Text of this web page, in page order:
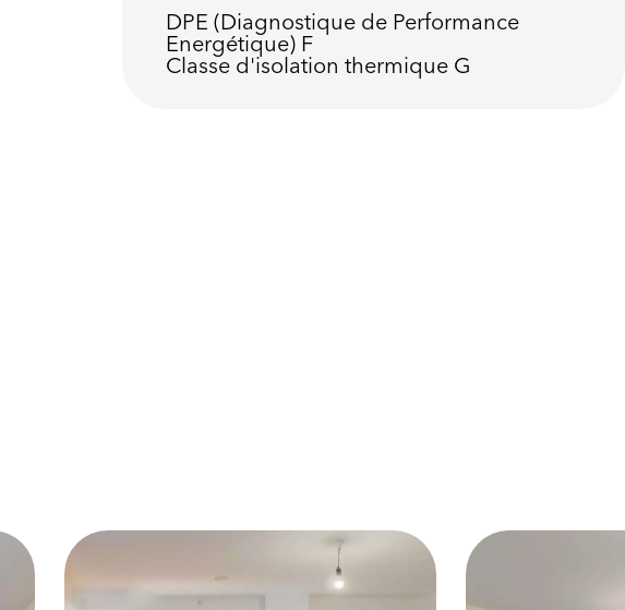
DPE (Diagnostique de Performance
Energétique) F
Classe d'isolation thermique G